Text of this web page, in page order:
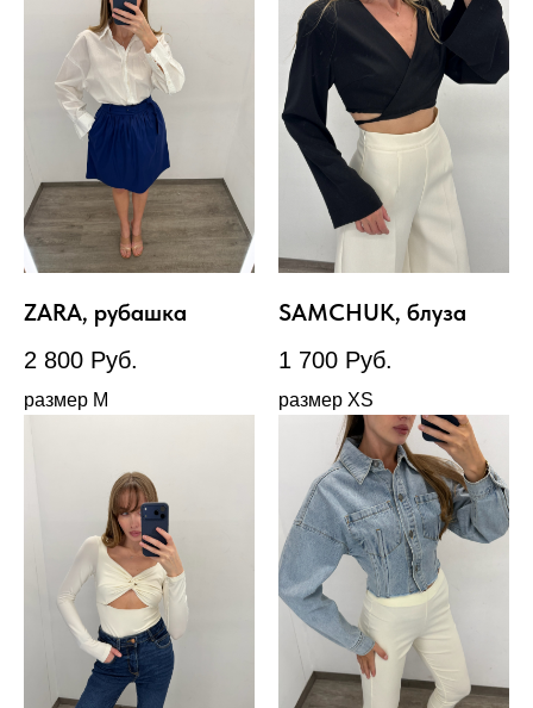
ZARA, рубашка
2 800 Руб.
размер М
SAMCHUK, блуза
1 700 Руб.
размер XS